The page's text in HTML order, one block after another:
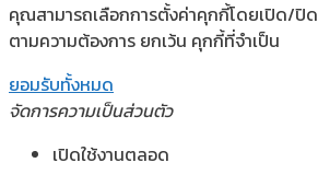
คุณสามารถเลือกการตั้งค่าคุกกี้โดยเปิด/ปิด
ตามความต้องการ ยกเว้น คุกกี้ที่จำเป็น
ยอมรับทั้งหมด
จัดการความเป็นส่วนตัว
เปิดใช้งานตลอด